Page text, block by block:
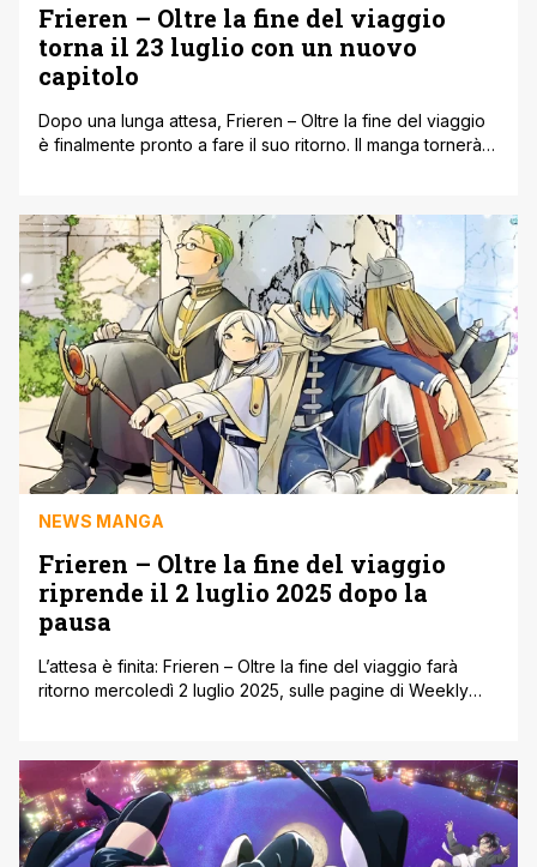
Frieren – Oltre la fine del viaggio
torna il 23 luglio con un nuovo
capitolo
Dopo una lunga attesa, Frieren – Oltre la fine del viaggio
è finalmente pronto a fare il suo ritorno. Il manga tornerà
confermata in modo ufficiale, dando sollievo a chi temeva
uno stop ancora più lungo. [']
NEWS MANGA
Frieren – Oltre la fine del viaggio
riprende il 2 luglio 2025 dopo la
pausa
L’attesa è finita: Frieren – Oltre la fine del viaggio farà
ritorno mercoledì 2 luglio 2025, sulle pagine di Weekly
tirare un sospiro di sollievo. Quella data segna il momento
in cui la delicata narrazione di Kanehito Yamada [']